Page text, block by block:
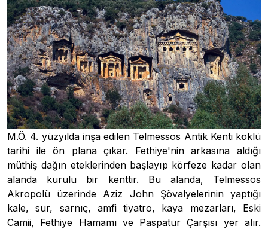
M.Ö. 4. yüzyılda inşa edilen Telmessos Antik Kenti köklü
tarihi ile ön plana çıkar. Fethiye'nin arkasına aldığı
müthiş dağın eteklerinden başlayıp körfeze kadar olan
alanda kurulu bir kenttir. Bu alanda, Telmessos
Akropolü üzerinde Aziz John Şövalyelerinin yaptığı
kale, sur, sarnıç, amfi tiyatro, kaya mezarları, Eski
Camii, Fethiye Hamamı ve Paspatur Çarşısı yer alır.